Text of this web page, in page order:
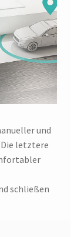
und
letztere
schließen